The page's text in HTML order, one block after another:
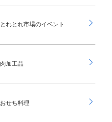
とれとれ市場のイベント
肉加工品
おせち料理